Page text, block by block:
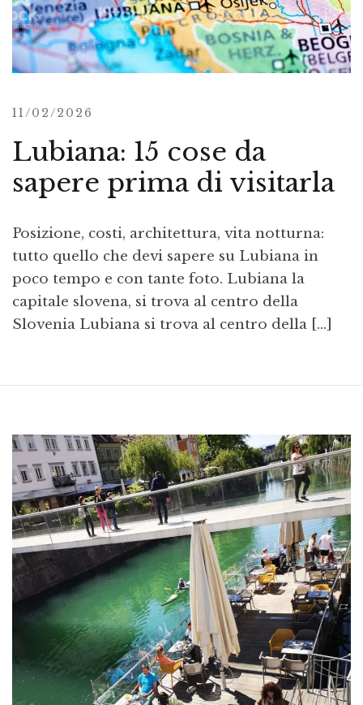
11/02/2026
Lubiana: 15 cose da
sapere prima di visitarla
Posizione, costi, architettura, vita notturna:
tutto quello che devi sapere su Lubiana in
poco tempo e con tante foto. Lubiana la
capitale slovena, si trova al centro della
Slovenia Lubiana si trova al centro della […]